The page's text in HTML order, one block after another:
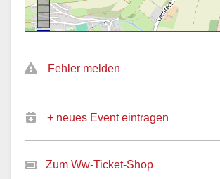
Fehler melden
+ neues Event eintragen
Zum Ww-Ticket-Shop